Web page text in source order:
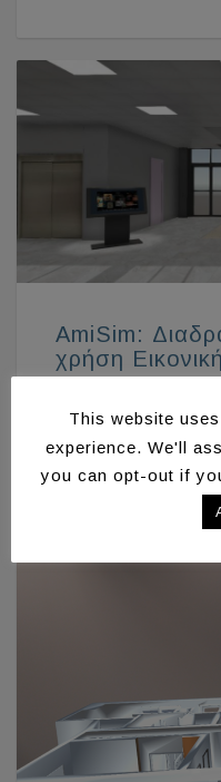
AmiSim:
χρήση
πραγματικούς
This website
experience. We'll
you can opt-out if